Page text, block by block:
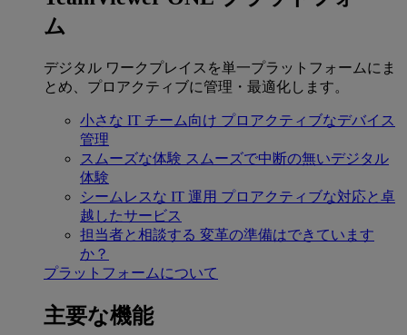
ム
デジタル ワークプレイスを単一プラットフォームにま
とめ、プロアクティブに管理・最適化します。
小さな IT チーム向け プロアクティブなデバイス
管理
スムーズな体験 スムーズで中断の無いデジタル
体験
シームレスな IT 運用 プロアクティブな対応と卓
越したサービス
担当者と相談する 変革の準備はできています
か？
プラットフォームについて
主要な機能